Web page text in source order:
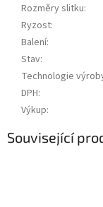
Rozměry slitku:
Ryzost:
Balení:
Stav:
Technologie
DPH:
Výkup:
Související